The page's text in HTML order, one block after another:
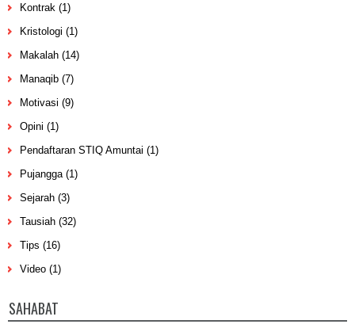
Kontrak (1)
Kristologi (1)
Makalah (14)
Manaqib (7)
Motivasi (9)
Opini (1)
Pendaftaran STIQ Amuntai (1)
Pujangga (1)
Sejarah (3)
Tausiah (32)
Tips (16)
Video (1)
SAHABAT